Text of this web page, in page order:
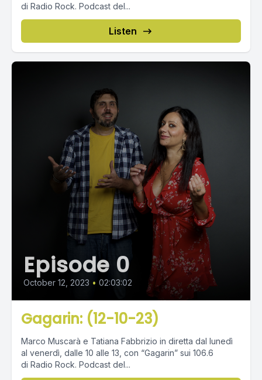
di Radio Rock. Podcast del...
Listen
Episode 0
October 12, 2023 • 02:03:02
Gagarin: (12-10-23)
Marco Muscarà e Tatiana Fabbrizio in diretta dal lunedì
al venerdì, dalle 10 alle 13, con “Gagarin” sui 106.6
di Radio Rock. Podcast del...